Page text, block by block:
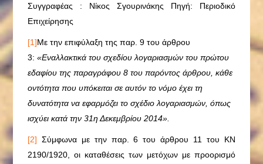
Συγγραφέας : Νίκος Σγουρινάκης Πηγή: Περιοδικό
Επιχείρησης
[1]Με την επιφύλαξη της παρ. 9 του άρθρου
3:«Εναλλακτικά του σχεδίου λογαριασμών του πρώτου
εδαφίου της παραγράφου 8 του παρόντος άρθρου, κάθε
οντότητα που υπόκειται σε αυτόν το νόμο έχει τη
δυνατότητα να εφαρμόζει το σχέδιο λογαριασμών, όπως
ισχύει κατά την 31η Δεκεμβρίου 2014».
[2] Σύμφωνα με την παρ. 6 του άρθρου 11 του ΚΝ
2190/1920, οι καταθέσεις των μετόχων με προορισμό